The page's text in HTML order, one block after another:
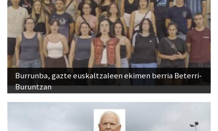
Burrunba, gazte euskaltzaleen ekimen berria Beterri-
Buruntzan